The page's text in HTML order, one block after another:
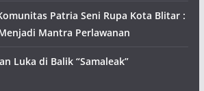
Patria Seni Rupa Kota Blitar :
Mantra Perlawanan
Luka di Balik “Samaleak”